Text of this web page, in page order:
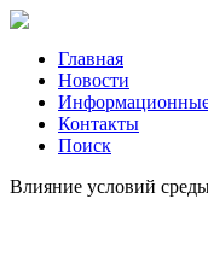
Главная
Новости
Информационные
Контакты
Поиск
Влияние условий